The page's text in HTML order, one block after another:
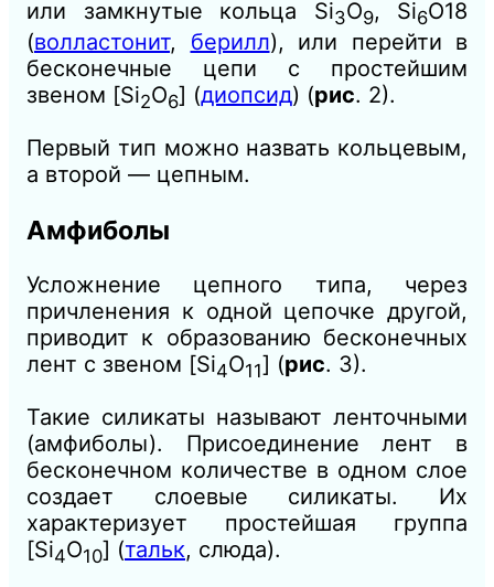
или замкнутые кольца Si3О9, Si6O18
(волластонит, берилл), или перейти в
бесконечные цепи с простейшим
звеном [Si2О6] (диопсид) (рис. 2).
Первый тип можно назвать кольцевым,
а второй — цепным.
Амфиболы
Усложнение цепного типа, через
причленения к одной цепочке другой,
приводит к образованию бесконечных
лент с звеном [Si4O11] (рис. 3).
Такие силикаты называют ленточными
(амфиболы). Присоединение лент в
бесконечном количестве в одном слое
создает слоевые силикаты. Их
характеризует простейшая группа
[Si4O10] (тальк, слюда).